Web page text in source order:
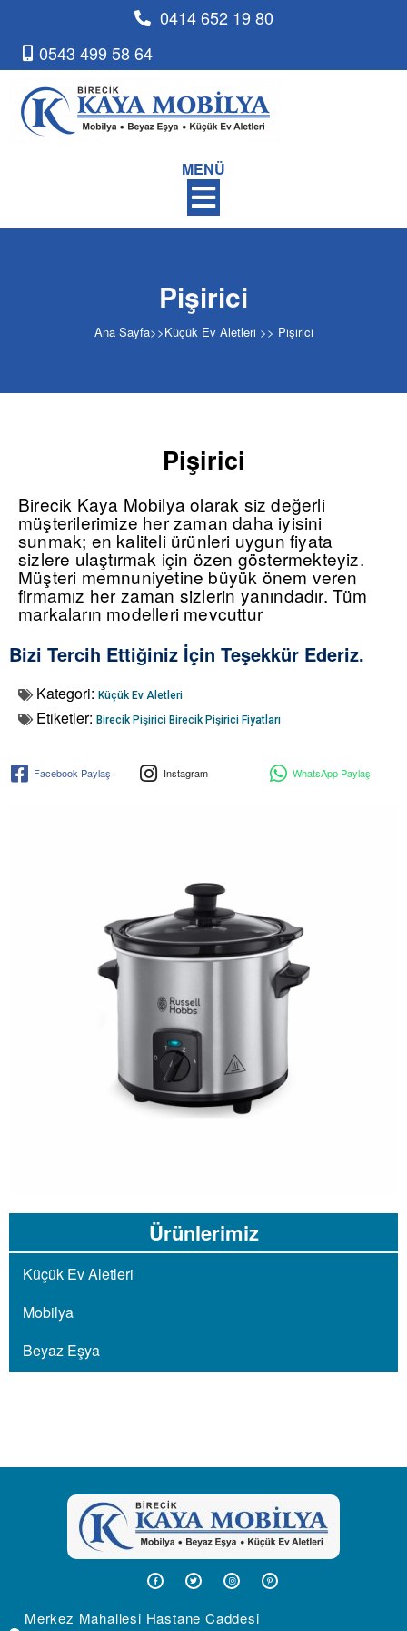
0414 652 19 80
0543 499 58 64
MENÜ
Pişirici
Ana Sayfa>>Küçük Ev Aletleri >> Pişirici
Pişirici
Birecik Kaya Mobilya olarak siz değerli
müşterilerimize her zaman daha iyisini
sunmak; en kaliteli ürünleri uygun fiyata
sizlere ulaştırmak için özen göstermekteyiz.
Müşteri memnuniyetine büyük önem veren
firmamız her zaman sizlerin yanındadır. Tüm
markaların modelleri mevcuttur
Bizi Tercih Ettiğiniz İçin Teşekkür Ederiz.
Kategori: Küçük Ev Aletleri
Etiketler: Birecik Pişirici Birecik Pişirici Fiyatları
Facebook Paylaş Instagram WhatsApp Paylaş
Ürünlerimiz
Küçük Ev Aletleri
Mobilya
Beyaz Eşya
Merkez Mahallesi Hastane Caddesi